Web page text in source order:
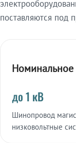
поставляются под
до 1 кВ
Шинопровод
низковольтные